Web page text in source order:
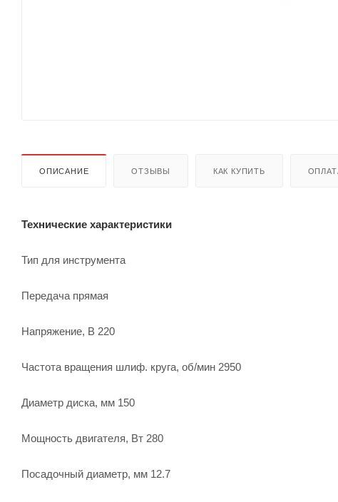
ОПИСАНИЕ ОТЗЫВЫ КАК КУПИТЬ
Технические характеристики
Тип для инструмента
Передача прямая
Напряжение, В 220
Частота вращения шлиф. круга, об/мин 2950
Диаметр диска, мм 150
Мощность двигателя, Вт 280
Посадочный диаметр, мм 12.7